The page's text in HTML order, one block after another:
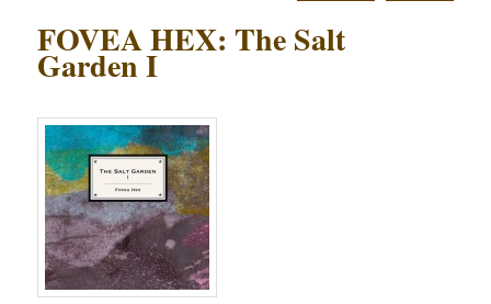
FOVEA HEX: The Salt
Garden I